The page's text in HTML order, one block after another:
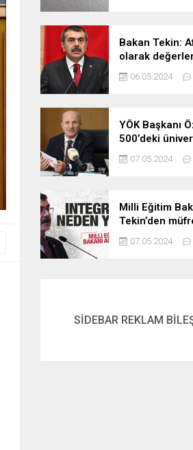
Bakan Tekin:
olarak
06.05.2024
YÖK Başkanı
500’deki
sayımızı 10’a
hedefliyoruz
07.05.2024
Milli Eğitim
Tekin’den
açıklaması!
neden yok? İşte
07.05.2024
SİDEBAR REKLAM